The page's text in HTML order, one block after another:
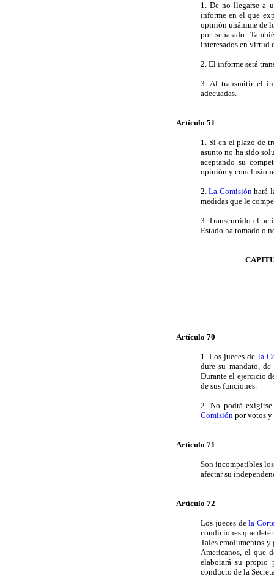
1. De no llegarse a
informe en el que
opinión unánime de
por separado.
interesados en virtud
2. El informe será
3. Al transmitir el
adecuadas.
Artículo 51
1. Si en el plazo de
asunto no ha sido
aceptando su
opinión y
2.La Comisiónhará
medidas que le
3. Transcurrido el
Estado ha tomado o
Artículo 70
1. Los jueces de la
dure su mandato,
Durante el ejercicio
de sus funciones.
2. No podrá
Comisión por votos y
Artículo 71
Son incompatibles
afectar su
Artículo 72
Los jueces dela
condiciones que
Tales emolumentos y
Americanos, el que
elaborará su propio
conducto de la